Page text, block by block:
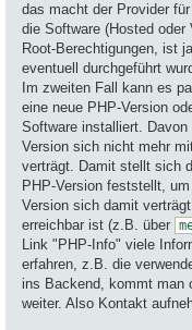
das macht der Provider
die Software (Hosted
Root-Berechtigungen, ist
eventuell durchgeführt
Im zweiten Fall kann es
eine neue PHP-Version
Software installiert.
Version sich nicht mehr
verträgt. Damit stellt sich
PHP-Version feststellt,
Version sich damit
erreichbar ist (z.B. über
Link "PHP-Info" viele
erfahren, z.B. die
ins Backend, kommt man
weiter. Also Kontakt